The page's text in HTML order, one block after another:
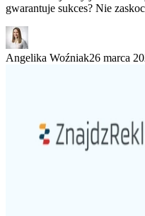
gwarantuje sukces? Nie
Angelika Woźniak26 marca